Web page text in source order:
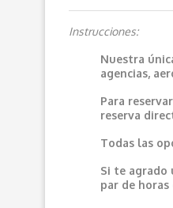
Instrucciones:
Nuestra
agencias,
Para
reserva
Todas las
Si te agrado
par de